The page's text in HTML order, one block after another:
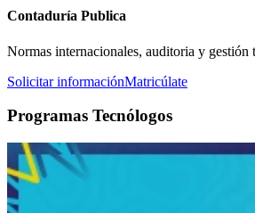
Contaduría Publica
Normas internacionales, auditoria y gestión
Solicitar informaciónMatricúlate
Programas Tecnólogos